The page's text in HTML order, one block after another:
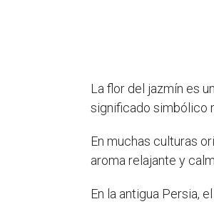
La flor del jazmín es
significado simbólico
En muchas culturas
aroma relajante y
En la antigua Persia,